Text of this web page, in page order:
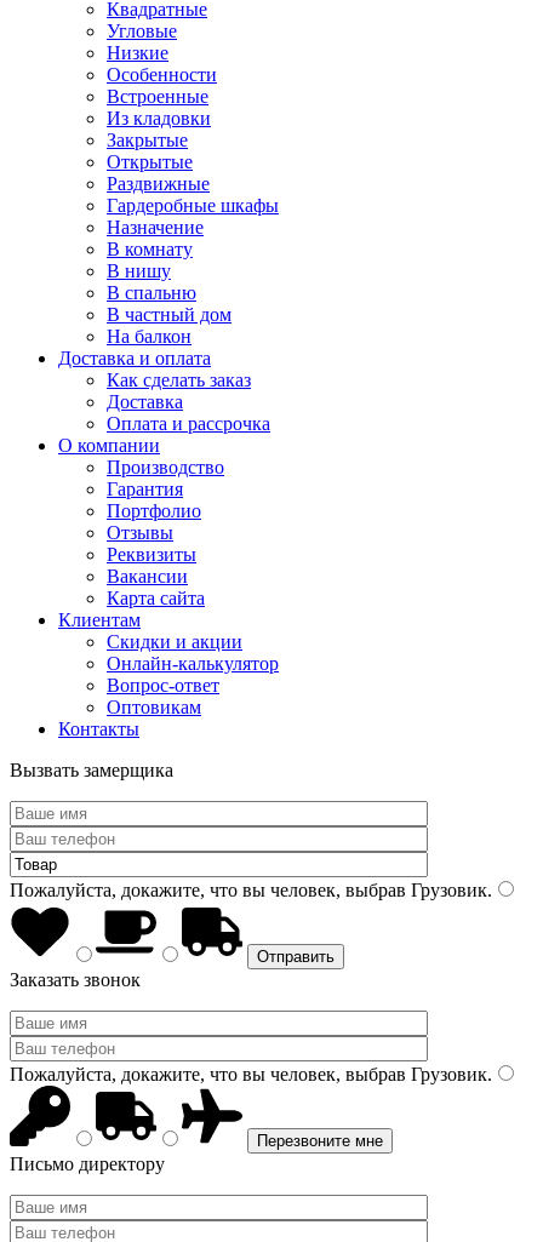
Квадратные
Угловые
Низкие
Особенности
Встроенные
Из кладовки
Закрытые
Открытые
Раздвижные
Гардеробные шкафы
Назначение
В комнату
В нишу
В спальню
В частный дом
На балкон
Доставка и оплата
Как сделать заказ
Доставка
Оплата и рассрочка
О компании
Производство
Гарантия
Портфолио
Отзывы
Реквизиты
Вакансии
Карта сайта
Клиентам
Скидки и акции
Онлайн-калькулятор
Вопрос-ответ
Оптовикам
Контакты
Вызвать замерщика
Пожалуйста, докажите, что вы человек, выбрав Грузовик.
Заказать звонок
Пожалуйста, докажите, что вы человек, выбрав Грузовик.
Письмо директору